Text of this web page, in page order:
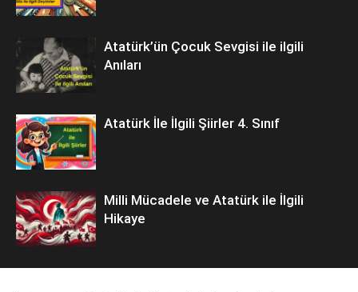
Atatürk’ün Çocuk Sevgisi ile ilgili
Anıları
Atatürk İle İlgili Şiirler 4. Sınıf
Milli Mücadele ve Atatürk ile İlgili
Hikaye